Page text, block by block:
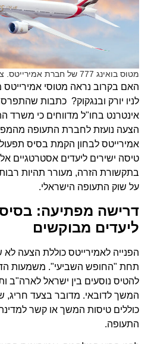
מטוס בואינג 777 של חברת אמירייטס. צילום אתר החברה
האם בקרוב נראה מטוסי אמירייטס
לניו יורק ובנגקוק? כתבות
אינטרנט בחו"ל מדווחים כי משרד
הצעה נועזת לחברת התעופה
אמירייטס לבחון הקמת בסיס
טיסה ישירים ליעדים אסטרטגיים
בתקשורת הזרה, מעורר תהיות רבות
על שוק התעופה הישראלי.
דרישה מפתיעה: בסיס
ליעדים מבוקשים
הפנייה לאמירייטס כוללת הצעה
תחת "החופש השביעי". משמעות
להטיס נוסעים בין ישראל לארה"ב
המשך לדובאי. מדובר בצעד חריג,
כוללים טיסות המשך או קשר
התעופה.